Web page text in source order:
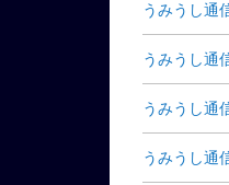
うみうし通
うみうし通
うみうし通
うみうし通